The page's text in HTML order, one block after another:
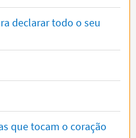
declarar todo o seu
que tocam o coração